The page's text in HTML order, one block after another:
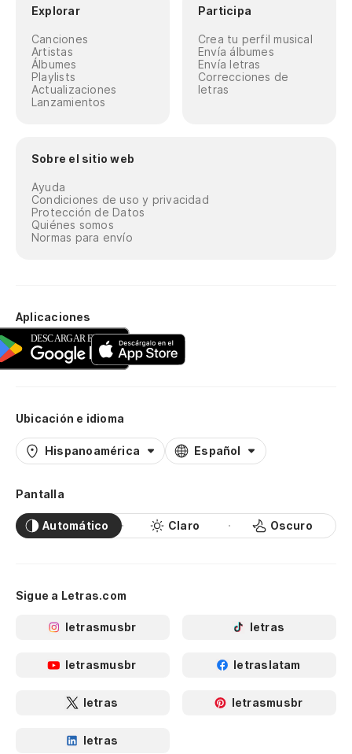
Explorar
Canciones
Artistas
Álbumes
Playlists
Actualizaciones
Lanzamientos
Participa
Crea tu perfil musical
Envía álbumes
Envía letras
Correcciones de
letras
Sobre el sitio web
Ayuda
Condiciones de uso y privacidad
Protección de Datos
Quiénes somos
Normas para envío
Aplicaciones
Ubicación e idioma
Hispanoamérica Español
Pantalla
Automático Claro Oscuro
Sigue a Letras.com
letrasmusbr letras
letrasmusbr letraslatam
letras letrasmusbr
letras